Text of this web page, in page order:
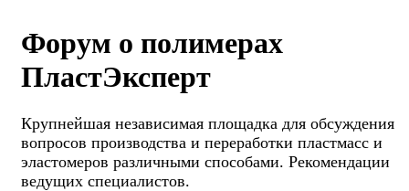
Форум о полимерах
ПластЭксперт
Крупнейшая независимая площадка для обсуждения
вопросов производства и переработки пластмасс и
эластомеров различными способами. Рекомендации
ведущих специалистов.